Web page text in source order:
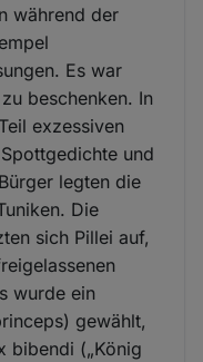
während der
Es war
beschenken. In
exzessiven
und
legten die
Die
sich Pillei auf,
wurde ein
gewählt,
bibendi („König